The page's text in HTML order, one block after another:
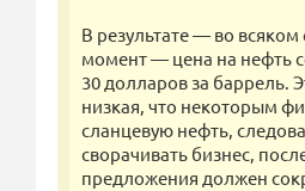
В результате — во
момент — цена на нефть
30 долларов за баррель.
низкая, что некоторым
сланцевую нефть,
сворачивать бизнес,
предложения должен